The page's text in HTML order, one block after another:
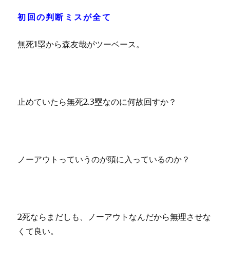
初回の判断ミスが全て
無死1塁から森友哉がツーベース。
止めていたら無死2.3塁なのに何故回すか？
ノーアウトっていうのが頭に入っているのか？
2死ならまだしも、ノーアウトなんだから無理させな
くて良い。